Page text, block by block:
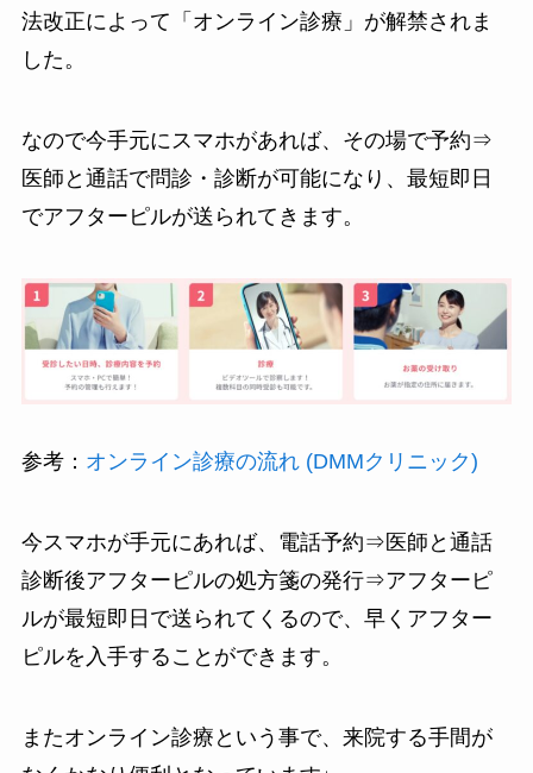
法改正によって「オンライン診療」が解禁されま
した。
なので今手元にスマホがあれば、その場で予約⇒
医師と通話で問診・診断が可能になり、最短即日
でアフターピルが送られてきます。
参考： オンライン診療の流れ (DMMクリニック)
今スマホが手元にあれば、電話予約⇒医師と通話
診断後アフターピルの処方箋の発行⇒アフターピ
ルが最短即日で送られてくるので、早くアフター
ピルを入手することができます。
またオンライン診療という事で、来院する手間が